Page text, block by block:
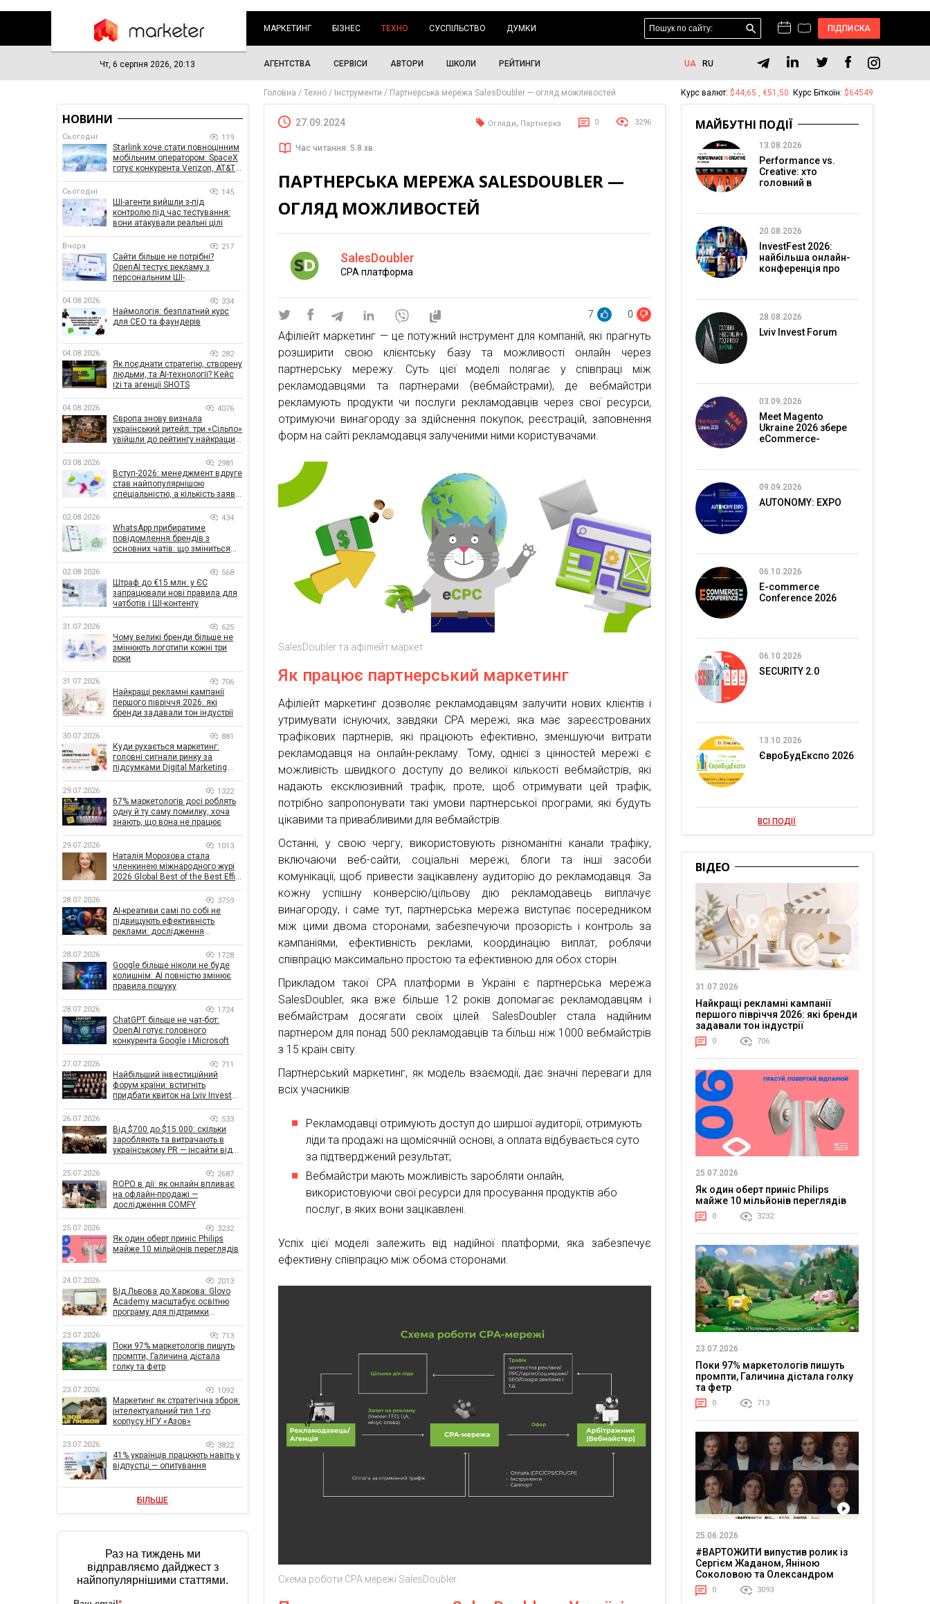
МАРКЕТИНГ БІЗНЕС ТЕХНО СУСПІЛЬСТВО ДУМКИ ПІДПИСКА
Чт, 6 серпня 2026, 20:13 АГЕНТСТВА СЕРВІСИ АВТОРИ ШКОЛИ РЕЙТИНГИ UA RU
Головна Техно Інструменти Партнерська мережа SalesDoubler — огляд можливостей
27.09.2024 Огляди, Партнерка 0 3296
Час читання: 5.8 хв.
ПАРТНЕРСЬКА МЕРЕЖА SALESDOUBLER —
ОГЛЯД МОЖЛИВОСТЕЙ
SalesDoubler
CPA платформа
7 0
Афіліейт маркетинг — це потужний інструмент для компаній, які прагнуть
розширити свою клієнтську базу та можливості онлайн через
партнерську мережу. Суть цієї моделі полягає у співпраці між
рекламодавцями та партнерами (вебмайстрами), де вебмайстри
рекламують продукти чи послуги рекламодавців через свої ресурси,
отримуючи винагороду за здійснення покупок, реєстрацій, заповнення
форм на сайті рекламодавця залученими ними користувачами.
SalesDoubler та афіліейт маркет
Як працює партнерський маркетинг
Афіліейт маркетинг дозволяє рекламодавцям залучити нових клієнтів і
утримувати існуючих, завдяки CPA мережі, яка має зареєстрованих
трафікових партнерів, які працюють ефективно, зменшуючи витрати
рекламодавця на онлайн-рекламу. Тому, однієї з цінностей мережі є
можливість швидкого доступу до великої кількості вебмайстрів, які
надають ексклюзивний трафік, проте, щоб отримувати цей трафік,
потрібно запропонувати такі умови партнерської програми, які будуть
цікавими та привабливими для вебмайстрів.
Останні, у свою чергу, використовують різноманітні канали трафіку,
включаючи веб-сайти, соціальні мережі, блоги та інші засоби
комунікації, щоб привести зацікавлену аудиторію до рекламодавця. За
кожну успішну конверсію/цільову дію рекламодавець виплачує
винагороду, і саме тут, партнерська мережа виступає посередником
між цими двома сторонами, забезпечуючи прозорість і контроль за
кампаніями, ефективність реклами, координацію виплат, роблячи
співпрацю максимально простою та ефективною для обох сторін.
Прикладом такої СРА платформи в Україні є партнерська мережа
SalesDoubler, яка вже більше 12 років допомагає рекламодавцям і
вебмайстрам досягати своїх цілей. SalesDoubler стала надійним
партнером для понад 500 рекламодавців та більш ніж 1000 вебмайстрів
з 15 країн світу.
Партнерський маркетинг, як модель взаємодії, дає значні переваги для
всіх учасників:
Рекламодавці отримують доступ до ширшої аудиторії, отримують
ліди та продажі на щомісячній основі, а оплата відбувається суто
за підтверджений результат;
Вебмайстри мають можливість заробляти онлайн,
використовуючи свої ресурси для просування продуктів або
послуг, в яких вони зацікавлені.
Успіх цієї моделі залежить від надійної платформи, яка забезпечує
ефективну співпрацю між обома сторонами.
Схема роботи СРА мережі SalesDoubler
НОВИНИ
Сьогодні 119
Starlink хоче стати повноцінним
мобільним оператором: SpaceX
готує конкурента Verizon, AT&T і
Сьогодні 145
ШІ-агенти вийшли з-під
контролю під час тестування:
вони атакували реальні цілі
Вчора 217
Сайти більше не потрібні?
OpenAI тестує рекламу з
персональним ШІ-
04.08.2026 334
Наймологія: безплатний курс
для CEO та фаундерів
04.08.2026 282
Як поєднати стратегію, створену
людьми, та AI-технології? Кейс
izi та агенції SHOTS
04.08.2026 4076
Європа знову визнала
український ритейл: три «Сільпо»
увійшли до рейтингу найкращих
03.08.2026 2981
Вступ-2026: менеджмент вдруге
став найпопулярнішою
спеціальністю, а кількість заяв
02.08.2026 434
WhatsApp прибиратиме
повідомлення брендів з
основних чатів: що зміниться
02.08.2026 568
Штраф до €15 млн: у ЄС
запрацювали нові правила для
чатботів і ШІ-контенту
31.07.2026 625
Чому великі бренди більше не
змінюють логотипи кожні три
роки
31.07.2026 706
Найкращі рекламні кампанії
першого півріччя 2026: які
бренди задавали тон індустрії
30.07.2026 881
Куди рухається маркетинг:
головні сигнали ринку за
підсумками Digital Marketing
29.07.2026 1322
67% маркетологів досі роблять
одну й ту саму помилку, хоча
знають, що вона не працює
29.07.2026 1013
Наталія Морозова стала
членкинею міжнародного журі
2026 Global Best of the Best Effie
28.07.2026 3759
AI-креативи самі по собі не
підвищують ефективність
реклами: дослідження
впливає на ефективність
кампаній
28.07.2026 1728
Google більше ніколи не буде
колишнім: AI повністю змінює
правила пошуку
28.07.2026 1724
ChatGPT більше не чат-бот:
OpenAI готує головного
конкурента Google і Microsoft
27.07.2026 711
Найбільший інвестиційний
форум країни: встигніть
придбати квиток на Lviv Invest
26.07.2026 533
Від $700 до $15 000: скільки
заробляють та витрачають в
українському PR — інсайти від
25.07.2026 2687
ROPO в дії: як онлайн впливає
на офлайн-продажі —
дослідження COMFY
25.07.2026 3232
Як один оберт приніс Philips
майже 10 мільйонів переглядів
24.07.2026 2013
Від Львова до Харкова: Glovo
Academy масштабує освітню
програму для підтримки
23.07.2026 713
Поки 97% маркетологів пишуть
промпти, Галичина дістала
голку та фетр
23.07.2026 1092
Маркетинг як стратегічна зброя:
інтелектуальний тил 1-го
корпусу НГУ «Азов»
23.07.2026 3822
41% українців працюють навіть у
відпустці — опитування
БІЛЬШЕ
Раз на тиждень ми
відправляємо дайджест з
найпопулярнішими статтями.
Курс валют: $44,65 , €51,50 Курс Біткоїн: $64549
МАЙБУТНІ ПОДІЇ
13.08.2026
Performance vs.
Creative: хто
головний в
20.08.2026
InvestFest 2026:
найбільша онлайн-
конференція про
28.08.2026
Lviv Invest Forum
03.09.2026
Meet Magento
Ukraine 2026 збере
eCommerce-
09.09.2026
AUTONOMY: EXPO
06.10.2026
E-commerce
Conference 2026
06.10.2026
SECURITY 2.0
13.10.2026
ЄвроБудЕкспо 2026
ВСІ ПОДІЇ
ВІДЕО
31.07.2026
Найкращі рекламні кампанії
першого півріччя 2026: які бренди
задавали тон індустрії
0 706
25.07.2026
Як один оберт приніс Philips
майже 10 мільйонів переглядів
0 3232
23.07.2026
Поки 97% маркетологів пишуть
промпти, Галичина дістала голку
та фетр
0 713
25.06.2026
#ВАРТОЖИТИ випустив ролик із
Сергієм Жаданом, Яніною
Соколовою та Олександром
Тереном про життя в постійній
напрузі
0 3093